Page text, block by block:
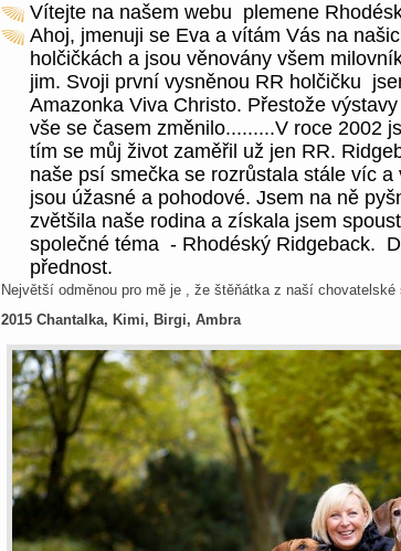
Vítejte na našem webu plemene
Ahoj, jmenuji se Eva a vítám Vás na
holčičkách a jsou věnovány všem
jim. Svoji první vysněnou RR holčičku
Amazonka Viva Christo. Přestože
vše se časem změnilo.........V roce 2002
tím se můj život zaměřil už jen RR.
naše psí smečka se rozrůstala stále víc
jsou úžasné a pohodové. Jsem na ně
zvětšila naše rodina a získala jsem
společné téma - Rhodéský Ridgeback.
přednost.
Největší odměnou pro mě je , že štěňátka z naší
2015 Chantalka, Kimi, Birgi, Ambra